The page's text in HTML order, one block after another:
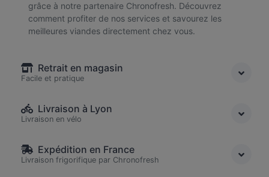
grâce à notre partenaire Chronofresh. Découvrez
comment profiter de nos services et savourez les
meilleures viandes directement chez vous.
Retrait en magasin
Facile et pratique
Livraison à Lyon
Livraison en vélo
Expédition en France
Livraison frigorifique par Chronofresh